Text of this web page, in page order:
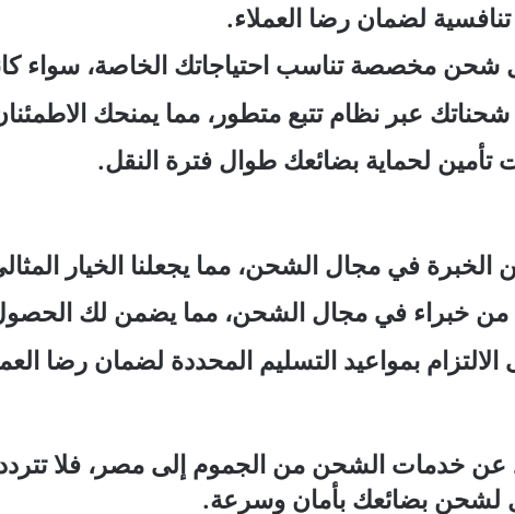
لضمان رضا العملاء.
شحن مخصصة تناسب احتياجاتك الخاصة، سواء
شحناتك عبر نظام تتبع متطور، مما يمنحك
تأمين لحماية بضائعك طوال فترة النقل.
الخبرة في مجال الشحن، مما يجعلنا الخيار
من خبراء في مجال الشحن، مما يضمن لك
بمواعيد التسليم المحددة لضمان رضا
عن خدمات الشحن من الجموم إلى مصر، فلا
لشحن بضائعك بأمان وسرعة.